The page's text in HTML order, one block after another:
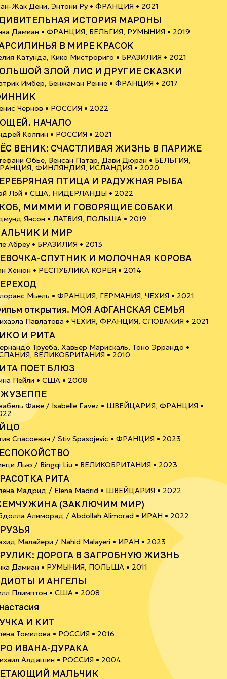
Жак Дени, Энтони Ру • ФРАНЦИЯ • 2021
ИСТОРИЯ МАРОНЫ
Дамиан • ФРАНЦИЯ, БЕЛЬГИЯ, РУМЫНИЯ • 2019
В МИРЕ КРАСОК
Катунда, Кико Мистрориго • БРАЗИЛИЯ • 2021
ЗЛОЙ ЛИС И ДРУГИЕ СКАЗКИ
Имбер, Бенжаман Ренне • ФРАНЦИЯ • 2017
Чернов • РОССИЯ • 2022
НАЧАЛО
Колпин • РОССИЯ • 2021
ВЕНИК: СЧАСТЛИВАЯ ЖИЗНЬ В ПАРИЖЕ
Обье, Венсан Патар, Дави Дюран • БЕЛЬГИЯ,
ФИНЛЯНДИЯ, ИСЛАНДИЯ • 2020
ПТИЦА И РАДУЖНАЯ РЫБА
Лэй • США, НИДЕРЛАНДЫ • 2022
МИММИ И ГОВОРЯЩИЕ СОБАКИ
Янсон • ЛАТВИЯ, ПОЛЬША • 2019
И МИР
Абреу • БРАЗИЛИЯ • 2013
СПУТНИК И МОЛОЧНАЯ КОРОВА
Хёнюн • РЕСПУБЛИКА КОРЕЯ • 2014
Мьель • ФРАНЦИЯ, ГЕРМАНИЯ, ЧЕХИЯ • 2021
открытия. МОЯ АФГАНСКАЯ СЕМЬЯ
Павлатова • ЧЕХИЯ, ФРАНЦИЯ, СЛОВАКИЯ • 2021
16+
И РИТА
Труеба, Хавьер Марискаль, Тоно Эррандо •
ВЕЛИКОБРИТАНИЯ • 2010
ПОЕТ БЛЮЗ
Пейли • США • 2008
Фаве / Isabelle Favez • ШВЕЙЦАРИЯ, ФРАНЦИЯ •6+
Спасоевич / Stiv Spasojevic • ФРАНЦИЯ • 2023
Лью / Bingqi Liu • ВЕЛИКОБРИТАНИЯ • 2023
РИТА
Мадрид / Elena Madrid • ШВЕЙЦАРИЯ• 2022
(ЗАКЛЮЧИМ МИР)
Алиморад / Abdollah Alimorad • ИРАН • 2022
Малайери / Nahid Malayeri • ИРАН • 2023
ДОРОГА В ЗАГРОБНУЮ ЖИЗНЬ
Дамиан • РУМЫНИЯ, ПОЛЬША • 2011
И АНГЕЛЫ
Плимптон • США • 2008
И КИТ
Томилова • РОССИЯ • 2016
ИВАНА-ДУРАКА
Алдашин • РОССИЯ • 2004
МАЛЬЧИК